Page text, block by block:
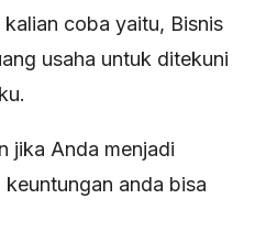
coba yaitu, Bisnis
usaha untuk ditekuni
jika Anda menjadi
anda bisa